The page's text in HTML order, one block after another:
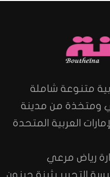
متنوعة شاملة
ومتخذة من مدينة
العربية المتحدة
رياض مرعي
التحرير بثينة جبنون